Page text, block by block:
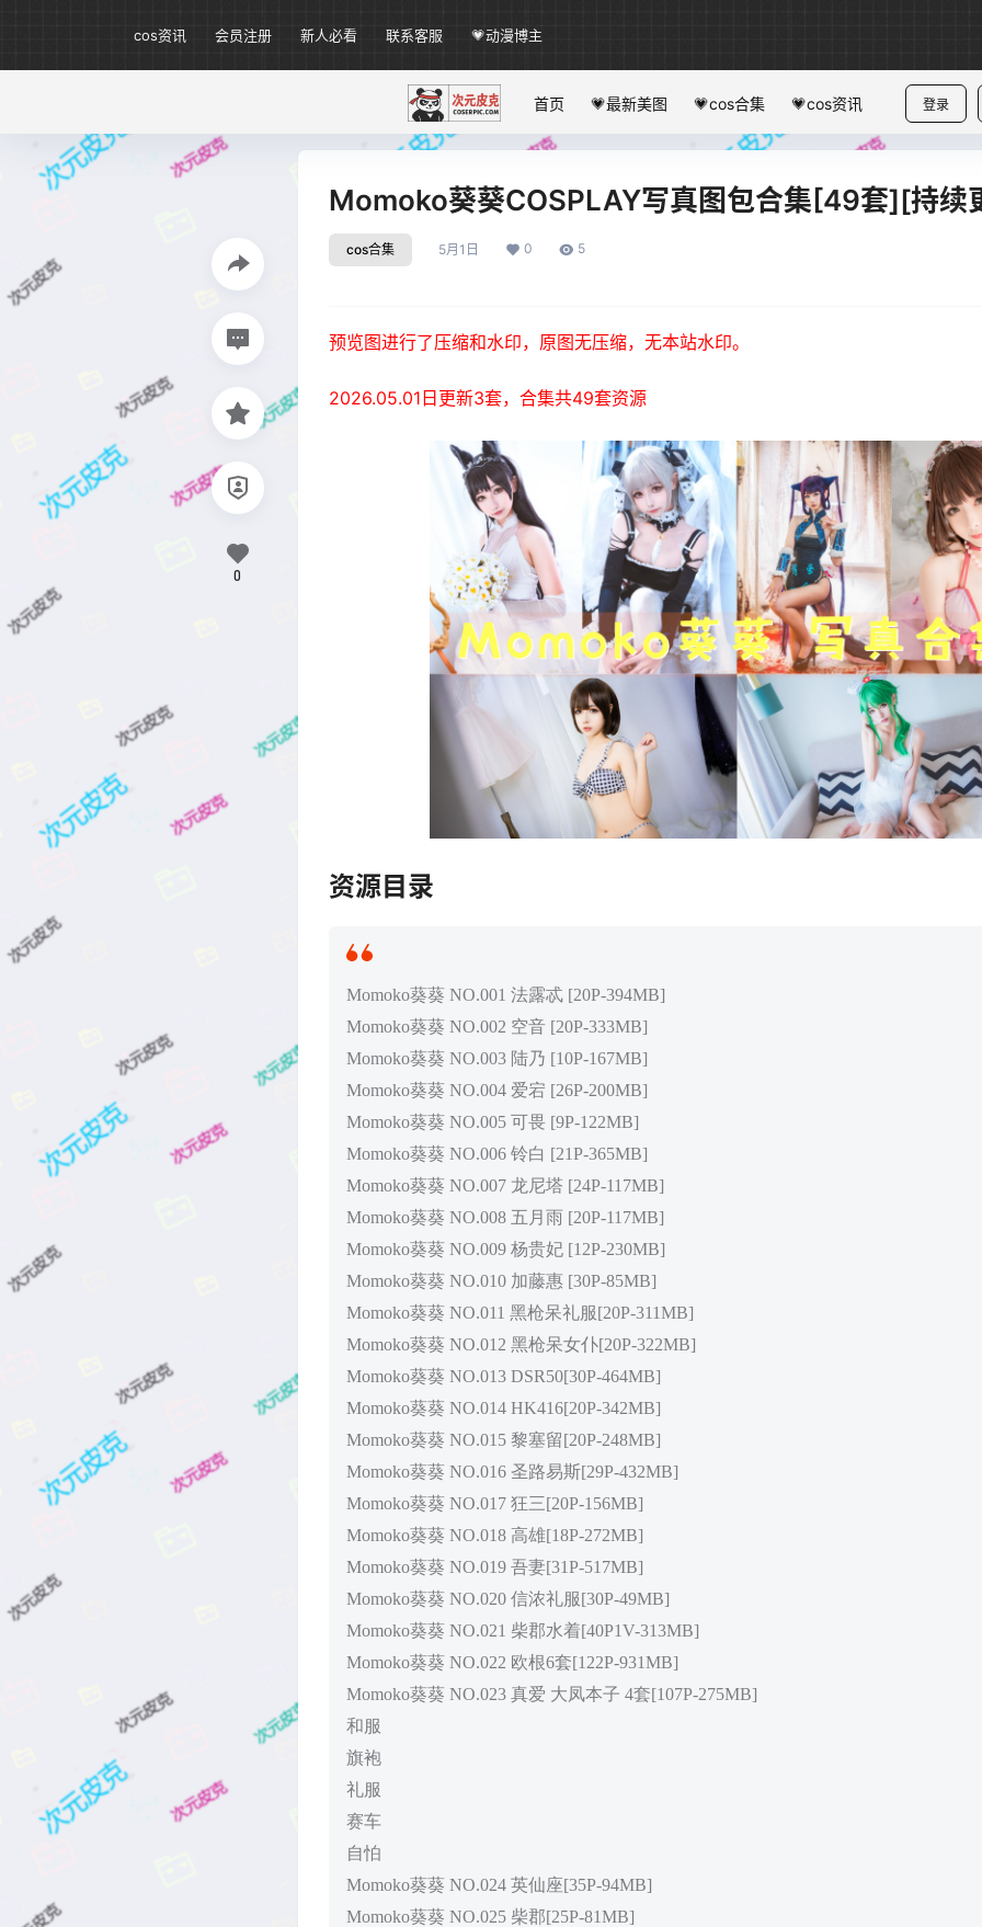
cos资讯 会员注册 新人必看 联系客服 💗动漫博主
登录
首页 💗最新美图 💗cos合集 💗cos资讯
Momoko葵葵COSPLAY写真图包合集[49套][持续
cos合集 5月1日 0 5
预览图进行了压缩和水印，原图无压缩，无本站水印。
2026.05.01日更新3套，合集共49套资源
资源目录
Momoko葵葵 NO.001 法露忒 [20P-394MB]
Momoko葵葵 NO.002 空音 [20P-333MB]
Momoko葵葵 NO.003 陆乃 [10P-167MB]
Momoko葵葵 NO.004 爱宕 [26P-200MB]
Momoko葵葵 NO.005 可畏 [9P-122MB]
Momoko葵葵 NO.006 铃白 [21P-365MB]
Momoko葵葵 NO.007 龙尼塔 [24P-117MB]
Momoko葵葵 NO.008 五月雨 [20P-117MB]
Momoko葵葵 NO.009 杨贵妃 [12P-230MB]
Momoko葵葵 NO.010 加藤惠 [30P-85MB]
Momoko葵葵 NO.011 黑枪呆礼服[20P-311MB]
Momoko葵葵 NO.012 黑枪呆女仆[20P-322MB]
Momoko葵葵 NO.013 DSR50[30P-464MB]
Momoko葵葵 NO.014 HK416[20P-342MB]
Momoko葵葵 NO.015 黎塞留[20P-248MB]
Momoko葵葵 NO.016 圣路易斯[29P-432MB]
Momoko葵葵 NO.017 狂三[20P-156MB]
Momoko葵葵 NO.018 高雄[18P-272MB]
Momoko葵葵 NO.019 吾妻[31P-517MB]
Momoko葵葵 NO.020 信浓礼服[30P-49MB]
Momoko葵葵 NO.021 柴郡水着[40P1V-313MB]
Momoko葵葵 NO.022 欧根6套[122P-931MB]
Momoko葵葵 NO.023 真爱 大凤本子 4套[107P-275MB]
和服
旗袍
礼服
赛车
自怕
Momoko葵葵 NO.024 英仙座[35P-94MB]
Momoko葵葵 NO.025 柴郡[25P-81MB]
0